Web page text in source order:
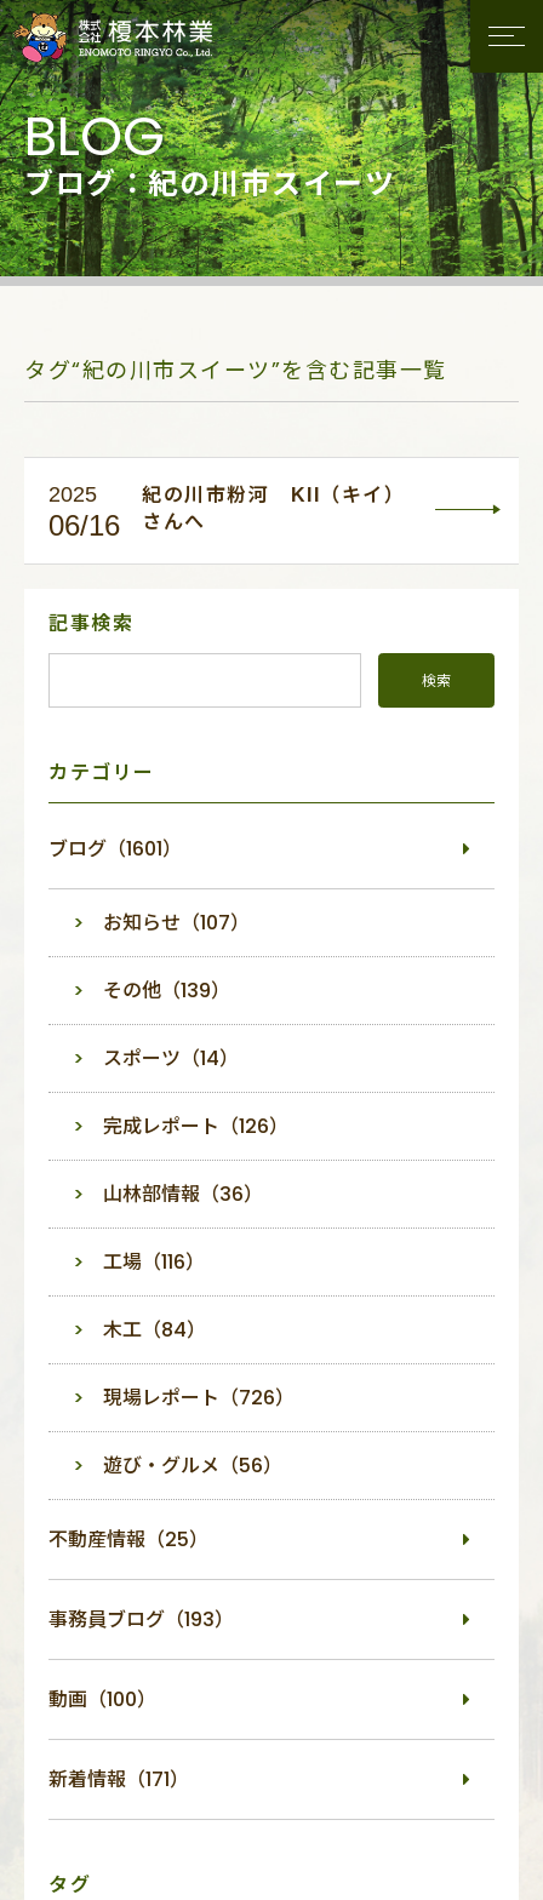
ブログ：紀の川市スイーツ
タグ“紀の川市スイーツ”を含む記事一覧
2025
06/16
紀の川市粉河 KII（キイ）
さんへ
サ
ニ
記事検索
カテゴリー
ブログ（1601）
お知らせ（107）
その他（139）
スポーツ（14）
完成レポート（126）
山林部情報（36）
工場（116）
木工（84）
現場レポート（726）
遊び・グルメ（56）
不動産情報（25）
事務員ブログ（193）
動画（100）
新着情報（171）
タグ